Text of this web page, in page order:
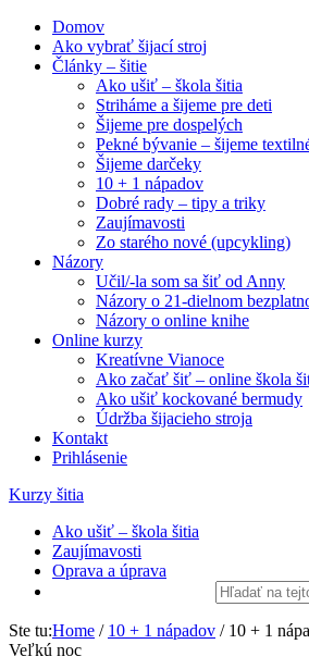
Domov
Ako vybrať šijací stroj
Články – šitie
Ako ušiť – škola šitia
Striháme a šijeme pre deti
Šijeme pre dospelých
Pekné bývanie – šijeme
Šijeme darčeky
10 + 1 nápadov
Dobré rady – tipy a triky
Zaujímavosti
Zo starého nové (upcykling)
Názory
Učil/-la som sa šiť od Anny
Názory o 21-dielnom
Názory o online knihe
Online kurzy
Kreatívne Vianoce
Ako začať šiť – online škola
Ako ušiť kockované bermudy
Údržba šijacieho stroja
Kontakt
Prihlásenie
Kurzy šitia
Ako ušiť – škola šitia
Zaujímavosti
Oprava a úprava
Ste tu:Home / 10 + 1 nápadov /10 + 1
Veľkú noc